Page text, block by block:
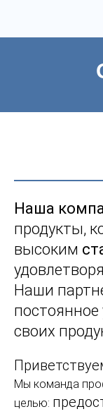
высоким
Наши
постоянное
своих
целью:
решения для их
Наша компания,